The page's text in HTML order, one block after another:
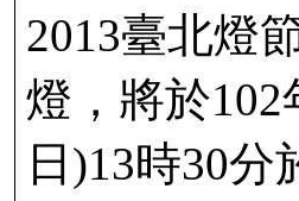
2013臺北燈
燈，將於
日)13時30